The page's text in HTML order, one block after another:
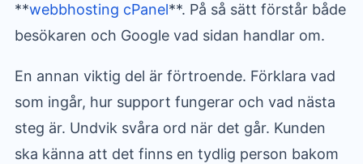
**webbhosting cPanel**. På så sätt förstår både
besökaren och Google vad sidan handlar om.
En annan viktig del är förtroende. Förklara vad
som ingår, hur support fungerar och vad nästa
steg är. Undvik svåra ord när det går. Kunden
ska känna att det finns en tydlig person bakom